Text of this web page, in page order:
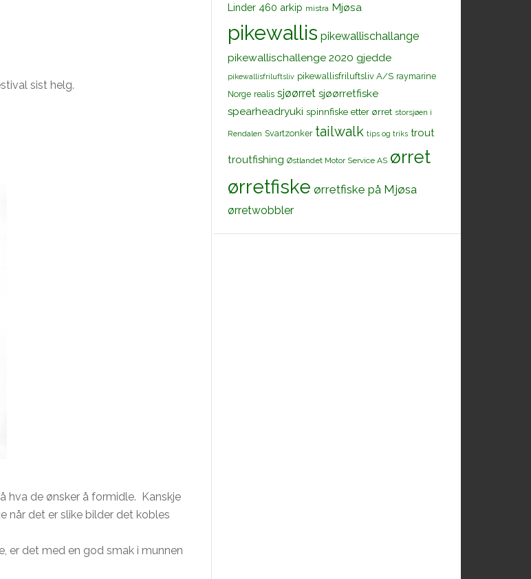
sist helg.
hva de ønsker å formidle. Kanskje
når det er slike bilder det kobles
er det med en god smak i munnen
Linder 460 arkip mistra Mjøsa
pikewallis pikewallischallange
pikewallischallenge 2020 gjedde
pikewallisfriluftsliv pikewallisfriluftsliv A/S raymarine
Norge realis sjøørret sjøørretfiske
spearheadryuki spinnfiske etter ørret storsjøen i
Rendalen Svartzonker tailwalk tips og triks trout
troutfishing Østlandet Motor Service AS ørret
ørretfiske ørretfiske på Mjøsa
ørretwobbler